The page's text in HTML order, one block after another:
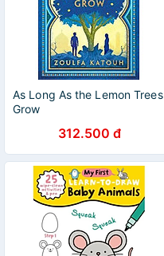
As Long As the Lemon Trees
Grow
312.500 đ